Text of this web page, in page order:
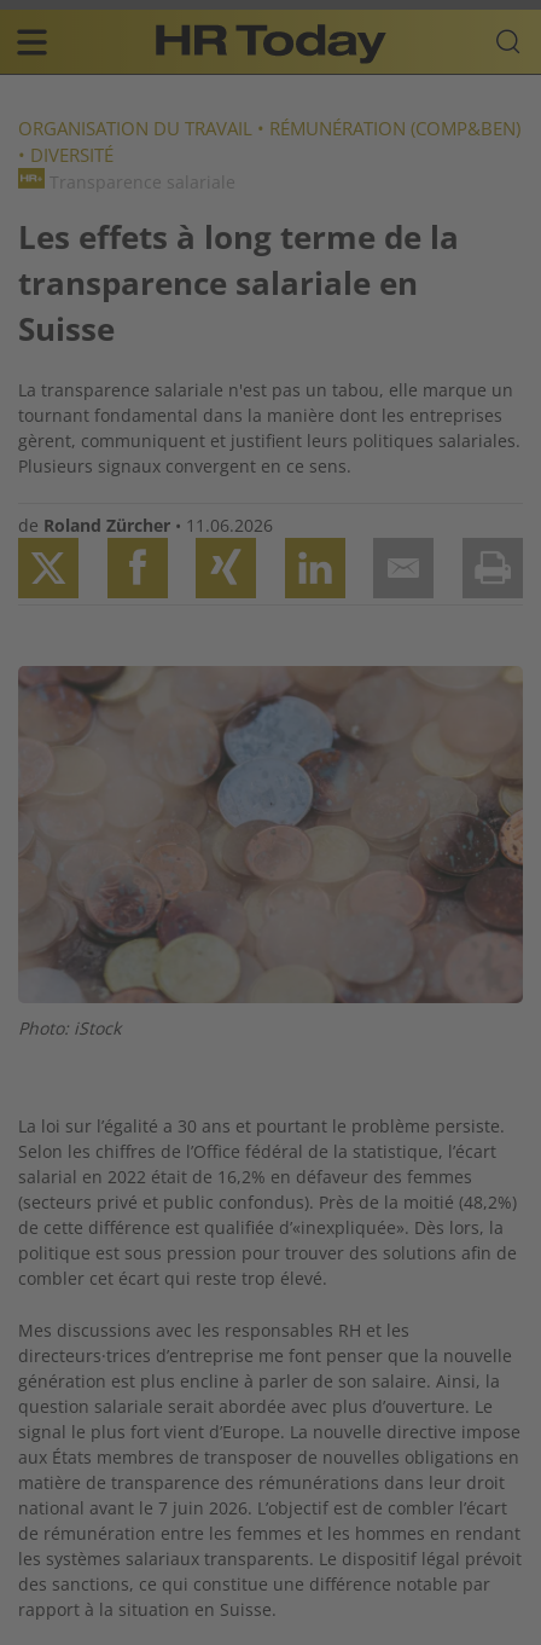
Skip
content
Plattform
für
Resources
navigation
FR
ORGANISATION DU TRAVAIL • RÉMUNÉRATION (COMP&BEN)
• DIVERSITÉ
Transparence salariale
Les effets à long terme de la
transparence salariale en
Suisse
La transparence salariale n'est pas un tabou, elle marque un
tournant fondamental dans la manière dont les entreprises
gèrent, communiquent et justifient leurs politiques salariales.
Plusieurs signaux convergent en ce sens.
de Roland Zürcher • 11.06.2026
Image
Photo: iStock
La loi sur l’égalité a 30 ans et pourtant le problème persiste.
Selon les chiffres de l’Office fédéral de la statistique, l’écart
salarial en 2022 était de 16,2% en défaveur des femmes
(secteurs privé et public confondus). Près de la moitié (48,2%)
de cette différence est qualifiée d’«inexpliquée». Dès lors, la
politique est sous pression pour trouver des solutions afin de
combler cet écart qui reste trop élevé.
Mes discussions avec les responsables RH et les
directeurs·trices d’entreprise me font penser que la nouvelle
génération est plus encline à parler de son salaire. Ainsi, la
question salariale serait abordée avec plus d’ouverture. Le
signal le plus fort vient d’Europe. La nouvelle directive impose
aux États membres de transposer de nouvelles obligations en
matière de transparence des rémunérations dans leur droit
national avant le 7 juin 2026. L’objectif est de combler l’écart
de rémunération entre les femmes et les hommes en rendant
les systèmes salariaux transparents. Le dispositif légal prévoit
des sanctions, ce qui constitue une différence notable par
rapport à la situation en Suisse.